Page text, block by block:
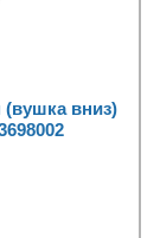
(вушка вниз)